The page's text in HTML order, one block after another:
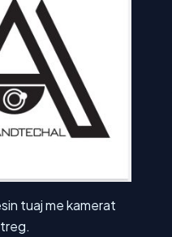
tuaj me kamerat